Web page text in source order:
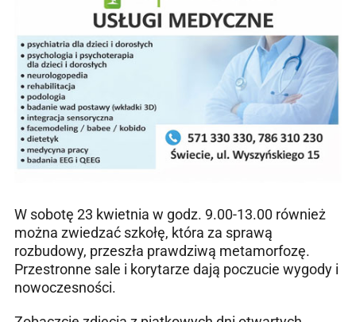
W sobotę 23 kwietnia w godz. 9.00-13.00 również
można zwiedzać szkołę, która za sprawą
rozbudowy, przeszła prawdziwą metamorfozę.
Przestronne sale i korytarze dają poczucie wygody i
nowoczesności.